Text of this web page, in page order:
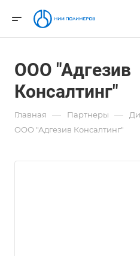
ООО "Адгезив
Консалтинг"
Главная — Партнеры —
ООО "Адгезив Консалтинг"